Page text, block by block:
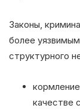
Законы,
более
структурного
качестве